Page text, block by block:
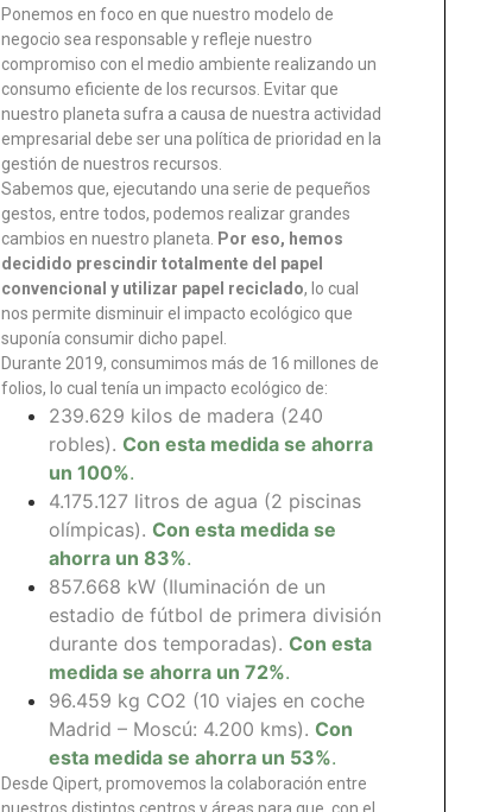
Ponemos en foco en que nuestro modelo de
negocio sea responsable y refleje nuestro
compromiso con el medio ambiente realizando un
consumo eficiente de los recursos. Evitar que
nuestro planeta sufra a causa de nuestra actividad
empresarial debe ser una política de prioridad en la
gestión de nuestros recursos.
Sabemos que, ejecutando una serie de pequeños
gestos, entre todos, podemos realizar grandes
cambios en nuestro planeta.
Por eso, hemos
decidido prescindir totalmente del papel
convencional y utilizar papel reciclado, lo cual
nos permite disminuir el impacto ecológico que
suponía consumir dicho papel.
Durante 2019, consumimos más de 16 millones de
folios, lo cual tenía un impacto ecológico de:
239.629 kilos de madera (240
robles). Con esta medida se ahorra
un 100%.
4.175.127 litros de agua (2 piscinas
olímpicas). Con esta medida se
ahorra un 83%.
857.668 kW (Iluminación de un
estadio de fútbol de primera división
durante dos temporadas). Con esta
medida se ahorra un 72%.
96.459 kg CO2 (10 viajes en coche
Madrid – Moscú: 4.200 kms). Con
esta medida se ahorra un 53%.
Desde Qipert, promovemos la colaboración entre
nuestros distintos centros y áreas para que, con el